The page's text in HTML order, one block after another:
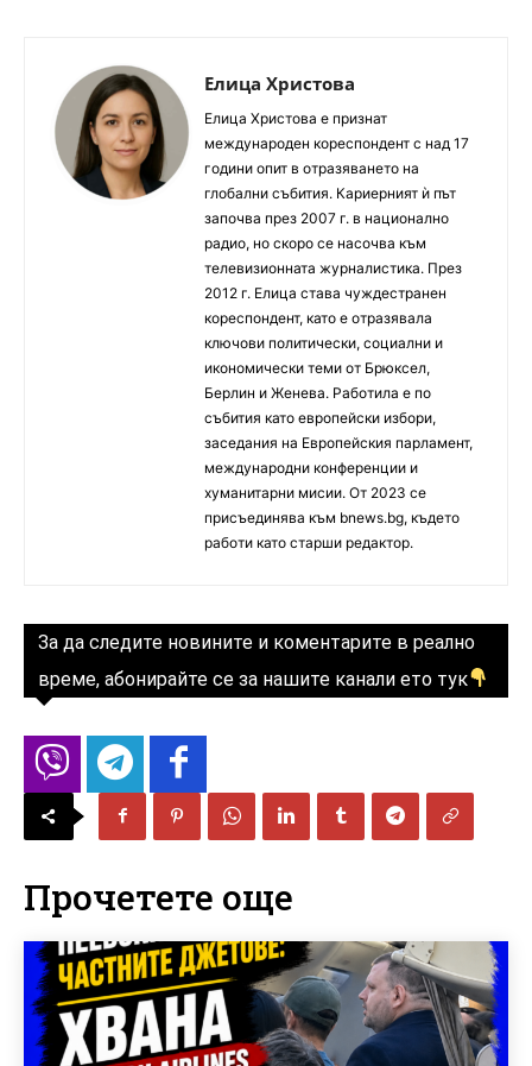
Елица Христова
Елица Христова е признат
международен кореспондент с над 17
години опит в отразяването на
глобални събития. Кариерният ѝ път
започва през 2007 г. в национално
радио, но скоро се насочва към
телевизионната журналистика. През
2012 г. Елица става чуждестранен
кореспондент, като е отразявала
ключови политически, социални и
икономически теми от Брюксел,
Берлин и Женева. Работила е по
събития като европейски избори,
заседания на Европейския парламент,
международни конференции и
хуманитарни мисии. От 2023 се
присъединява към bnews.bg, където
работи като старши редактор.
За да следите новините и коментарите в реално
време, абонирайте се за нашите канали ето тук
Прочетете още